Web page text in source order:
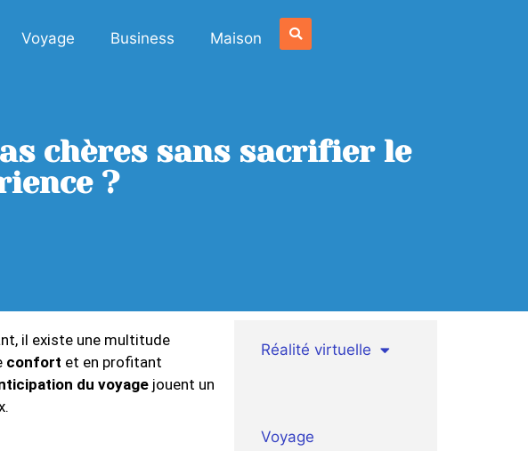
Voyage Business Maison
chères sans sacrifier le
?
Réalité virtuelle
Voyage
il existe une multitude
confort et en profitant
du voyage jouent un